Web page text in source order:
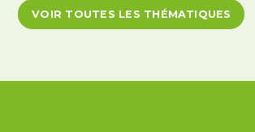
Antivalidisme Climat et
VOIR TOUTES LES THÉMATIQUES